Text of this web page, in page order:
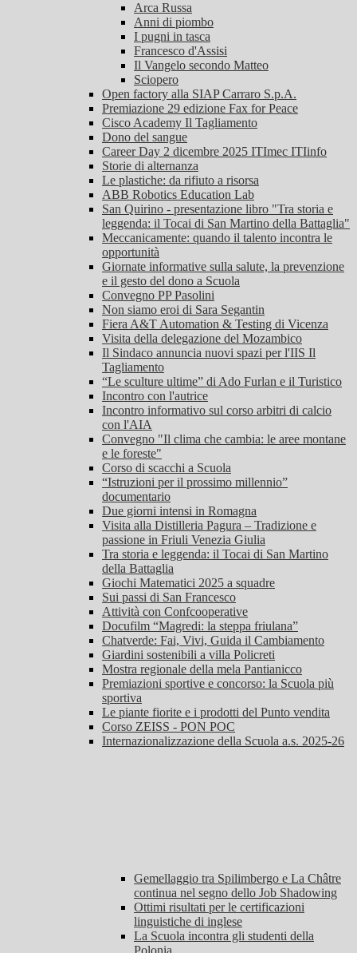
Arca Russa
Anni di piombo
I pugni in tasca
Francesco d'Assisi
Il Vangelo secondo Matteo
Sciopero
Open factory alla SIAP Carraro S.p.A.
Premiazione 29 edizione Fax for Peace
Cisco Academy Il Tagliamento
Dono del sangue
Career Day 2 dicembre 2025 ITImec ITIinfo
Storie di alternanza
Le plastiche: da rifiuto a risorsa
ABB Robotics Education Lab
San Quirino - presentazione libro "Tra storia e
leggenda: il Tocai di San Martino della Battaglia"
Meccanicamente: quando il talento incontra le
opportunità
Giornate informative sulla salute, la prevenzione
e il gesto del dono a Scuola
Convegno PP Pasolini
Non siamo eroi di Sara Segantin
Fiera A&T Automation & Testing di Vicenza
Visita della delegazione del Mozambico
Il Sindaco annuncia nuovi spazi per l'IIS Il
Tagliamento
“Le sculture ultime” di Ado Furlan e il Turistico
Incontro con l'autrice
Incontro informativo sul corso arbitri di calcio
con l'AIA
Convegno "Il clima che cambia: le aree montane
e le foreste"
Corso di scacchi a Scuola
“Istruzioni per il prossimo millennio”
documentario
Due giorni intensi in Romagna
Visita alla Distilleria Pagura – Tradizione e
passione in Friuli Venezia Giulia
Tra storia e leggenda: il Tocai di San Martino
della Battaglia
Giochi Matematici 2025 a squadre
Sui passi di San Francesco
Attività con Confcooperative
Docufilm “Magredi: la steppa friulana”
Chatverde: Fai, Vivi, Guida il Cambiamento
Giardini sostenibili a villa Policreti
Mostra regionale della mela Pantianicco
Premiazioni sportive e concorso: la Scuola più
sportiva
Le piante fiorite e i prodotti del Punto vendita
Corso ZEISS - PON POC
Internazionalizzazione della Scuola a.s. 2025-26
Gemellaggio tra Spilimbergo e La Châtre
continua nel segno dello Job Shadowing
Ottimi risultati per le certificazioni
linguistiche di inglese
La Scuola incontra gli studenti della